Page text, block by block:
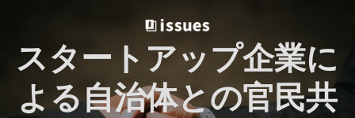
スタートアップ企業に
よる自治体との官民共